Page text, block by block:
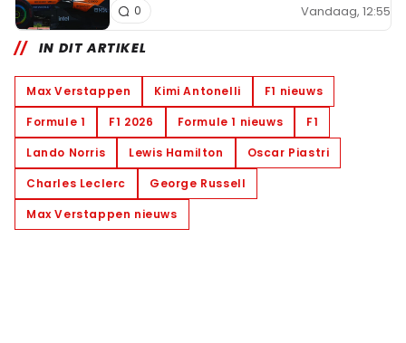
Vandaag, 12:55
0
IN DIT ARTIKEL
Max Verstappen Kimi Antonelli
F1 nieuws
Formule 1
F1 2026 Formule 1 nieuws
F1
Lando Norris
Lewis Hamilton
Oscar Piastri
Charles Leclerc
George Russell
Max Verstappen nieuws